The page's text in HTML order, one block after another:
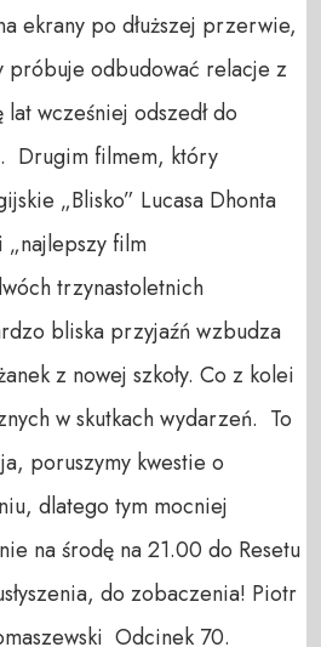
ekrany po dłuższej przerwie,
próbuje odbudować relacje z
wcześniej odszedł do
Drugim filmem, który
„Blisko” Lucasa Dhonta
„najlepszy film
trzynastoletnich
bliska przyjaźń wzbudza
z nowej szkoły. Co z kolei
w skutkach wydarzeń. To
poruszymy kwestie o
dlatego tym mocniej
na środę na 21.00 do Resetu
do zobaczenia! Piotr
Odcinek 70.